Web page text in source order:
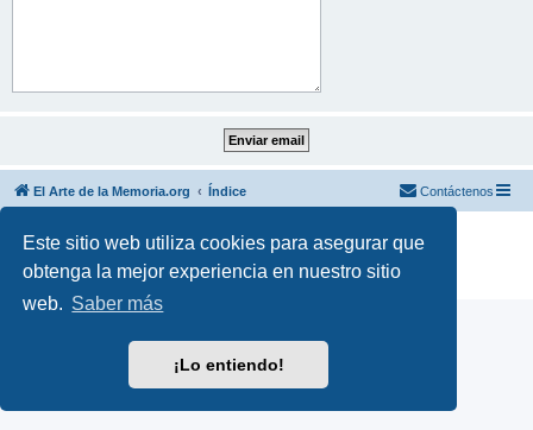
Este sitio web utiliza cookies para asegurar que
obtenga la mejor experiencia en nuestro sitio
web. Saber más
¡Lo entiendo!
El Arte de la Memoria.org Índice Contáctenos
Desarrollado por phpBB ® Forum Software © phpBB Limited
Traducción al español por
phpBB España
Privacidad|Condiciones